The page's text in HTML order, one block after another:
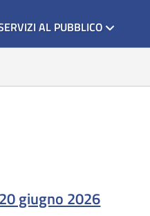
AL PUBBLICO
giugno 2026